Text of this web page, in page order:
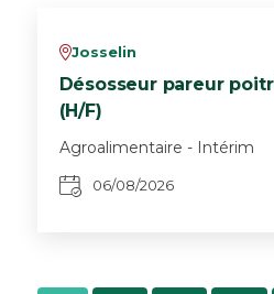
vJosselin
Désosseur pareur
(H/F)
Agroalimentaire - Intérim
06/08/2026